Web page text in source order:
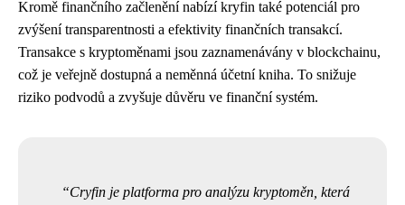
Kromě finančního začlenění nabízí kryfin také potenciál pro
zvýšení transparentnosti a efektivity finančních transakcí.
Transakce s kryptoměnami jsou zaznamenávány v blockchainu,
což je veřejně dostupná a neměnná účetní kniha. To snižuje
riziko podvodů a zvyšuje důvěru ve finanční systém.
Cryfin je platforma pro analýzu kryptoměn, která